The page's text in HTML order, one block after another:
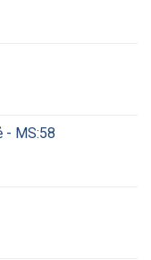
- MS:58